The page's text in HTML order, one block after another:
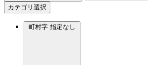
カテゴリ選択
町村字 指定なし